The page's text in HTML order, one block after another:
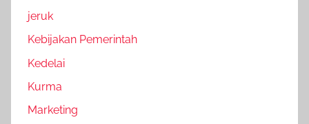
jeruk
Kebijakan Pemerintah
Kedelai
Kurma
Marketing